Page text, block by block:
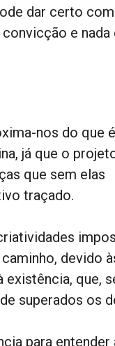
dar certo
e nada
nos do que é
já que o
que sem elas
traçado.
devido
existência, que,
superados os
para entender